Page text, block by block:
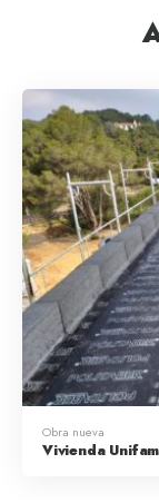
Obra nueva
Vivienda